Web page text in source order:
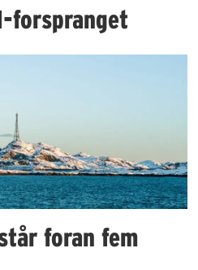
forspranget
foran fem